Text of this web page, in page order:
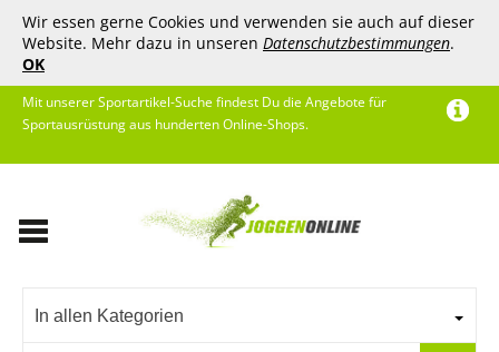
Wir essen gerne Cookies und verwenden sie auch auf dieser
Website. Mehr dazu in unseren Datenschutzbestimmungen.
OK
Mit unserer Sportartikel-Suche findest Du die Angebote für
Sportausrüstung aus hunderten Online-Shops.
In allen Kategorien